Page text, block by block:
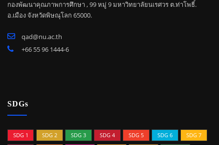
กองพัฒนาคุณภาพการศึกษา , 99 หมู่ 9 มหาวิทยาลัยนเรศวร ต.ท่าโพธิ์.
อ.เมือง จังหวัดพิษณุโลก 65000.
qad@nu.ac.th
+66 55 96 1444-6
SDGs
SDG 1 SDG 2 SDG 3 SDG 4 SDG 5 SDG 6
SDG 7